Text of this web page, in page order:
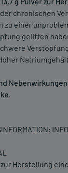
chronischen
zu einer
gelitten
zur Herstellung